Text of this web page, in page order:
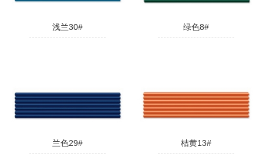
浅兰30# 绿色8#
兰色29# 桔黄13#